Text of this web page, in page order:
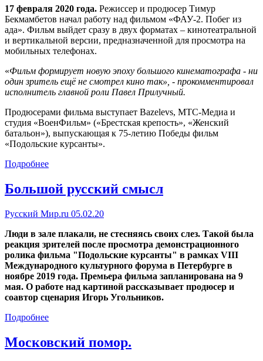
17 февраля 2020 года. Режиссер и продюсер Тимур
Бекмамбетов начал работу над фильмом «ФАУ-2. Побег из
ада». Фильм выйдет сразу в двух форматах – кинотеатральной
и вертикальной версии, предназначенной для просмотра на
мобильных телефонах.
«Фильм формирует новую эпоху большого кинематографа - ни
один зритель ещё не смотрел кино так», - прокомментировал
исполнитель главной роли Павел Прилучный.
Продюсерами фильма выступает Bazelevs, МТС-Медиа и
студия «ВоенФильм» («Брестская крепость», «Женский
батальон»), выпускающая к 75-летию Победы фильм
«Подольские курсанты».
Подробнее
Большой русский смысл
Русский Мир.ru 05.02.20
Люди в зале плакали, не стесняясь своих слез. Такой была
реакция зрителей после просмотра демонстрационного
ролика фильма "Подольские курсанты" в рамках VIII
Международного культурного форума в Петербурге в
ноябре 2019 года. Премьера фильма запланирована на 9
мая. О работе над картиной рассказывает продюсер и
соавтор сценария Игорь Угольников.
Подробнее
Московский помор.